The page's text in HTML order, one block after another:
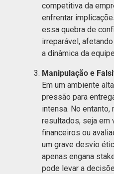
competitiva da
enfrentar
essa quebra de
irreparável,
a dinâmica da
Manipulação e
Em um ambiente
pressão para
intensa. No
resultados, seja em
financeiros ou
um grave desvio
apenas engana
pode levar a